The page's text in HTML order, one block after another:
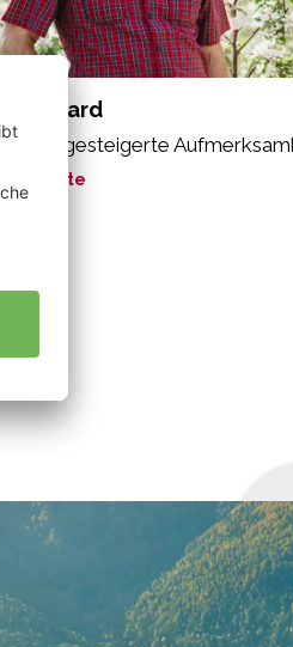
Reinhard
gesteigerte